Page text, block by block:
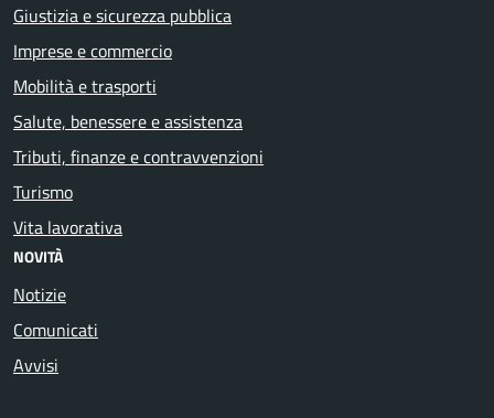
Giustizia e sicurezza pubblica
Imprese e commercio
Mobilità e trasporti
Salute, benessere e assistenza
Tributi, finanze e contravvenzioni
Turismo
Vita lavorativa
NOVITÀ
Notizie
Comunicati
Avvisi